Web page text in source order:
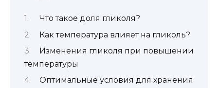
Что такое доля гликоля?
Как температура влияет на гликоль?
Изменения гликоля при повышении
температуры
Оптимальные условия для хранения